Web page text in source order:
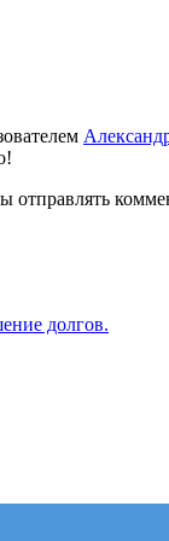
отправлять
долгов.